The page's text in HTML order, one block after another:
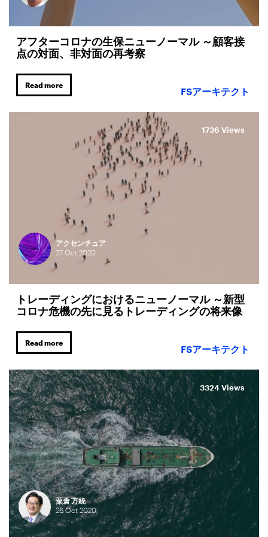
アフターコロナの生保ニューノーマル ～顧客接
点の対面、非対面の再考察
Read more
FSアーキテクト
アクセンチュア
27Oct2020
トレーディングにおけるニューノーマル ～新型
コロナ危機の先に見るトレーディングの将来像
Read more
1736 Views
FSアーキテクト
粟倉 万統
26Oct2020
3324 Views